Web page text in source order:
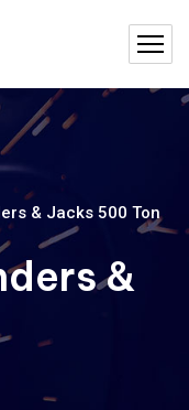
& Jacks 500 Ton
&